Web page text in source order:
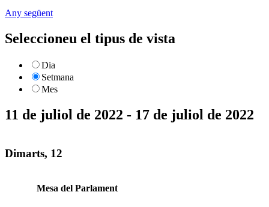
Any següent
Seleccioneu el tipus de vista
Dia
Setmana
Mes
11 de juliol de 2022 - 17 de juliol de 2022
Dimarts, 12
Mesa del Parlament